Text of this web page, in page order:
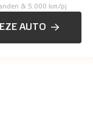
& 5.000 km/pj
AUTO